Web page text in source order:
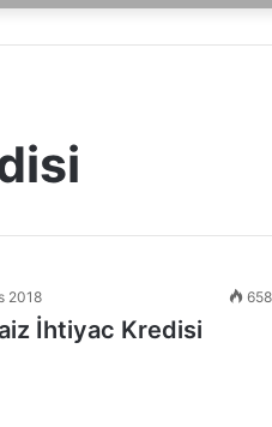
2018 658
İhtiyac Kredisi